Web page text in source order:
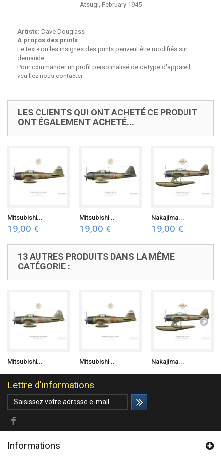
Atsugi, February 1945
Artiste: Dave Douglass
A propos des prints
Le texte ou les insignes des prints peuvent être modifiés sur
demande.
Pour commander un profil personnalisé de ce type d'appareil,
veuillez nous contacter.
LES CLIENTS QUI ONT ACHETÉ CE PRODUIT
ONT ÉGALEMENT ACHETÉ...
Mitsubishi...
19,00 €
Mitsubishi...
19,00 €
Nakajima...
19,00 €
13 AUTRES PRODUITS DANS LA MÊME
CATÉGORIE :
Mitsubishi... Mitsubishi... Nakajima...
Lettre d'informations
Informations